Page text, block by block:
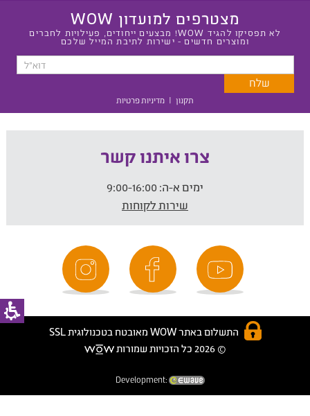
מצטרפים למועדון WOW
לא תפסיקו להגיד WOW! מבצעים ייחודים, פעילויות לחברים
ומוצרים חדשים - ישירות לתיבת המייל שלכם
תקנון | מדיניות פרטיות
צרו איתנו קשר
ימים א-ה:
שירות לקוחות
התשלום באתר WOW מאובטח בטכנולוגית SSL
© 2026 כל הזכויות שמורות
Development: